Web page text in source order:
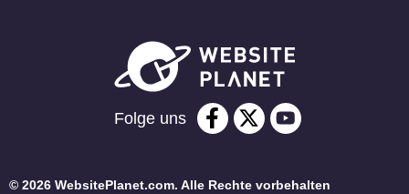
Folge uns
© 2026 WebsitePlanet.com. Alle Rechte vorbehalten